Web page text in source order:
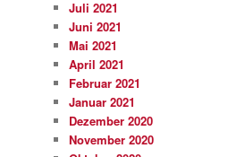
Juli 2021
Juni 2021
Mai 2021
April 2021
Februar 2021
Januar 2021
Dezember 2020
November 2020